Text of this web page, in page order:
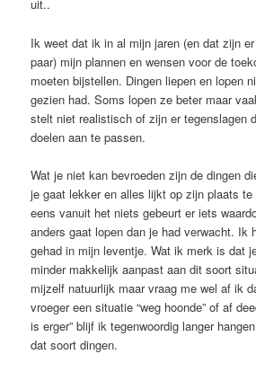
uit..
Ik weet dat ik in al mijn jaren (en dat zijn
paar) mijn plannen en wensen voor de
moeten bijstellen. Dingen liepen en lopen
gezien had. Soms lopen ze beter maar
stelt niet realistisch of zijn er tegenslagen
doelen aan te passen.
Wat je niet kan bevroeden zijn de dingen
je gaat lekker en alles lijkt op zijn plaats
eens vanuit het niets gebeurt er iets
anders gaat lopen dan je had verwacht. Ik
gehad in mijn leventje. Wat ik merk is dat
minder makkelijk aanpast aan dit soort
mijzelf natuurlijk maar vraag me wel af ik
vroeger een situatie “weg hoonde” of af
is erger” blijf ik tegenwoordig langer
dat soort dingen.